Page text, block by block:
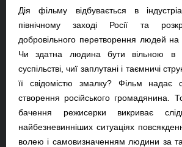
Дія фільму відбувається в
північному заході Росії та
добровільного перетворення людей на
Чи здатна людина бути вільною в
суспільстві, чиї заплутані і таємничі
її свідомістю змалку? Фільм надає
створення російського громадянина.
бачення режисерки викриває
найбезневинніших ситуаціях
волею і самовизначенням людини за